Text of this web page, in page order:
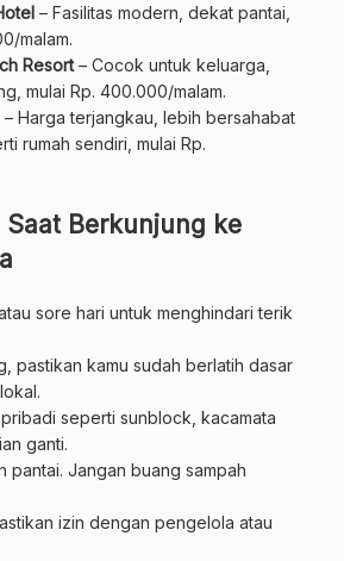
– Fasilitas modern, dekat pantai,
malam.
Resort– Cocok untuk keluarga,
mulai Rp. 400.000/malam.
– Harga terjangkau, lebih bersahabat
rumah sendiri, mulai Rp.
Berkunjung ke
sore hari untuk menghindari terik
pastikan kamu sudah berlatih dasar
seperti sunblock, kacamata
ganti.
pantai. Jangan buang sampah
izin dengan pengelola atau